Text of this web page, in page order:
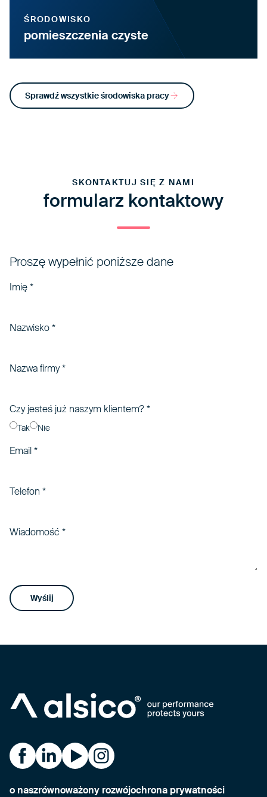
ŚRODOWISKO
pomieszczenia czyste
Sprawdź wszystkie środowiska pracy
SKONTAKTUJ SIĘ Z NAMI
formularz kontaktowy
Proszę wypełnić poniższe dane
Imię*
Nazwisko*
Nazwa firmy*
Czy jesteś już naszym klientem?*
Tak Nie
Email*
Telefon *
Wiadomość *
Wyślij
Alsico Czechia na Facebooku
Alsico Czechia na LinkedIn
Alsico Czechia na YouTube
Alsico Czechia na Instagramu
o naszrównoważony rozwójochrona prywatności